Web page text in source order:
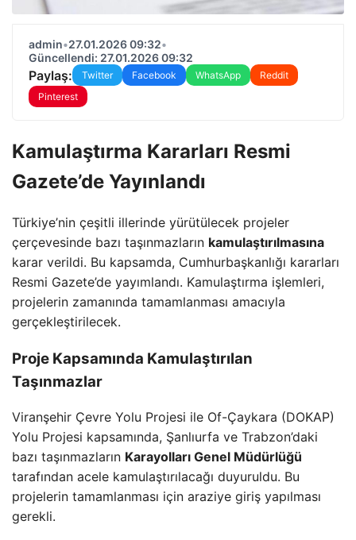
admin•27.01.2026 09:32•
Güncellendi: 27.01.2026 09:32
Paylaş: Twitter Facebook WhatsApp
Reddit
Pinterest
Kamulaştırma Kararları Resmi
Gazete’de Yayınlandı
Türkiye’nin çeşitli illerinde yürütülecek projeler
çerçevesinde bazı taşınmazların kamulaştırılmasına
karar verildi. Bu kapsamda, Cumhurbaşkanlığı kararları
Resmi Gazete’de yayımlandı. Kamulaştırma işlemleri,
projelerin zamanında tamamlanması amacıyla
gerçekleştirilecek.
Proje Kapsamında Kamulaştırılan
Taşınmazlar
Viranşehir Çevre Yolu Projesi ile Of-Çaykara (DOKAP)
Yolu Projesi kapsamında, Şanlıurfa ve Trabzon’daki
bazı taşınmazların Karayolları Genel Müdürlüğü
tarafından acele kamulaştırılacağı duyuruldu. Bu
projelerin tamamlanması için araziye giriş yapılması
gerekli.